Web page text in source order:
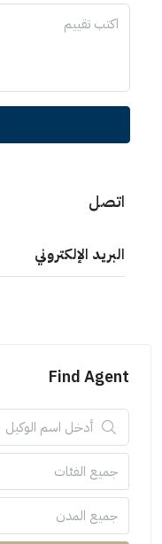
اتصل
البريد الإلكتروني
Find Agent
جميع الفئات
جميع المدن